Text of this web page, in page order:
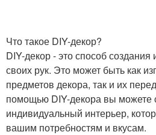
Что такое DIY-декор?
DIY-декор - это способ
своих рук. Это может быть как
предметов декора, так и их
помощью DIY-декора вы можете
индивидуальный интерьер,
вашим потребностям и вкусам.